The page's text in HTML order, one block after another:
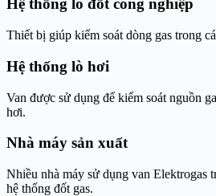
Hệ thống lò đốt công nghiệp
Thiết bị giúp kiểm soát dòng gas trong
Hệ thống lò hơi
Van được sử dụng để kiểm soát nguồn
hơi.
Nhà máy sản xuất
Nhiều nhà máy sử dụng van Elektrogas
hệ thống đốt gas.